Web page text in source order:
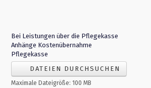
Bei Leistungen über die Pflegekasse
Anhänge Kostenübernahme
Pflegekasse
DATEIEN DURCHSUCHEN
Maximale Dateigröße: 100 MB